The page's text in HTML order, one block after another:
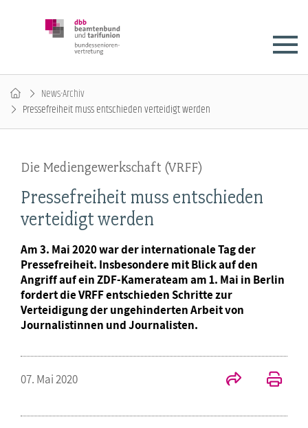
News-Archiv
Pressefreiheit muss entschieden verteidigt werden
Die Mediengewerkschaft (VRFF)
Pressefreiheit muss entschieden
verteidigt werden
Am 3. Mai 2020 war der internationale Tag der
Pressefreiheit. Insbesondere mit Blick auf den
Angriff auf ein ZDF-Kamerateam am 1. Mai in Berlin
fordert die VRFF entschieden Schritte zur
Verteidigung der ungehinderten Arbeit von
Journalistinnen und Journalisten.
07. Mai 2020